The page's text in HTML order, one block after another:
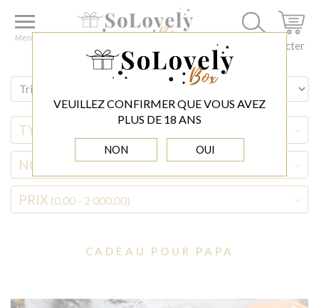
VEUILLEZ CONFIRMER QUE VOUS AVEZ
PLUS DE 18 ANS
NON OUI
Se connecter
Menu
Accueil ◊ BOŻE NARODZENIE CADEAU POUR PAPA
TYPE D'ALCOOL
NOM D'ALCOOL
PRIX (0,00 - 2 000,00)
CADEAU POUR PAPA